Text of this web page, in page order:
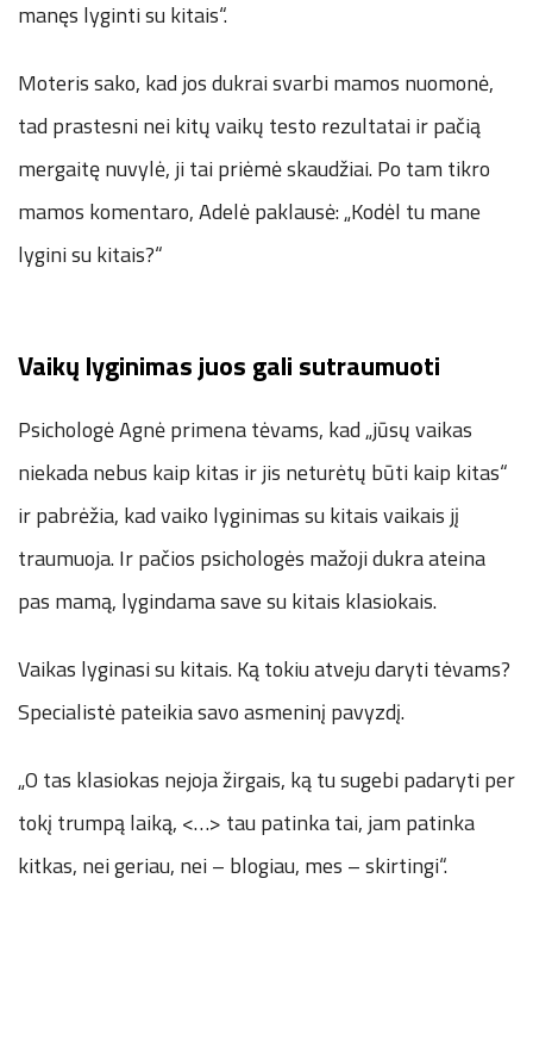
manęs lyginti su kitais“.
Moteris sako, kad jos dukrai svarbi mamos nuomonė,
tad prastesni nei kitų vaikų testo rezultatai ir pačią
mergaitę nuvylė, ji tai priėmė skaudžiai. Po tam tikro
mamos komentaro, Adelė paklausė: „Kodėl tu mane
lygini su kitais?“
Vaikų lyginimas juos gali sutraumuoti
Psichologė Agnė primena tėvams, kad „jūsų vaikas
niekada nebus kaip kitas ir jis neturėtų būti kaip kitas“
ir pabrėžia, kad vaiko lyginimas su kitais vaikais jį
traumuoja. Ir pačios psichologės mažoji dukra ateina
pas mamą, lygindama save su kitais klasiokais.
Vaikas lyginasi su kitais. Ką tokiu atveju daryti tėvams?
Specialistė pateikia savo asmeninį pavyzdį.
„O tas klasiokas nejoja žirgais, ką tu sugebi padaryti per
tokį trumpą laiką, <…> tau patinka tai, jam patinka
kitkas, nei geriau, nei – blogiau, mes – skirtingi“.